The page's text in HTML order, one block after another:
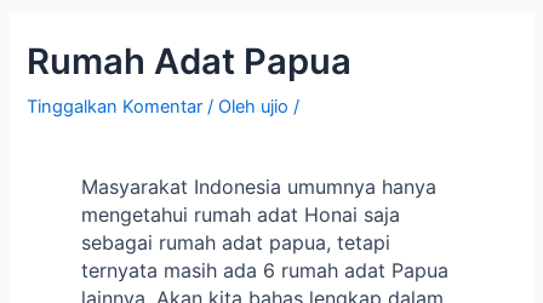
Rumah Adat Papua
Tinggalkan Komentar / Oleh ujio/
Masyarakat Indonesia umumnya hanya
mengetahui rumah adat Honai saja
sebagai rumah adat papua, tetapi
ternyata masih ada 6 rumah adat Papua
lainnya, Akan kita bahas lengkap dalam